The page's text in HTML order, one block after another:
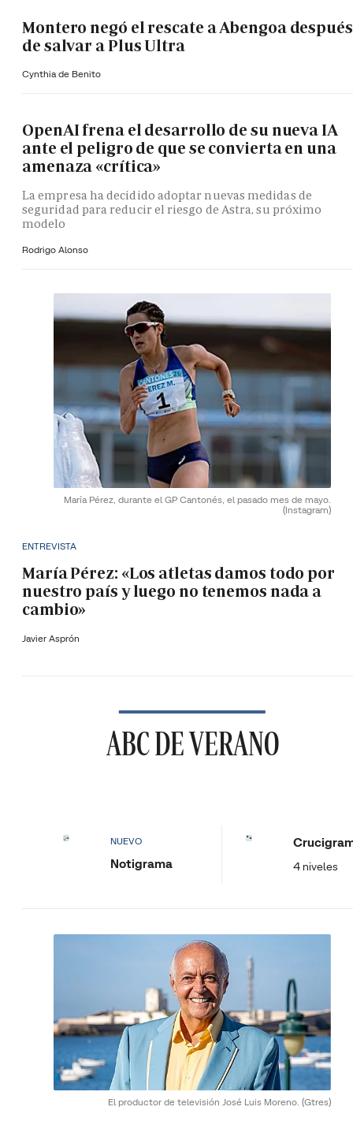
Montero negó el rescate a Abengoa después
de salvar a Plus Ultra
Cynthia de Benito
OpenAI frena el desarrollo de su nueva IA
ante el peligro de que se convierta en una
amenaza «crítica»
La empresa ha decidido adoptar nuevas medidas de
seguridad para reducir el riesgo de Astra, su próximo
modelo
Rodrigo Alonso
María Pérez, durante el GP Cantonés, el pasado mes de mayo.
(Instagram)
ENTREVISTA
María Pérez: «Los atletas damos todo por
nuestro país y luego no tenemos nada a
cambio»
Javier Asprón
ABC DE VERANO
NUEVO
Notigrama 4 niveles
El productor de televisión José Luis Moreno. (Gtres)